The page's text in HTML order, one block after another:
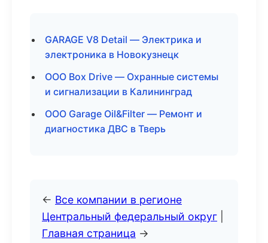
GARAGE V8 Detail — Электрика и
электроника в Новокузнецк
ООО Box Drive — Охранные системы
и сигнализации в Калининград
ООО Garage Oil&Filter — Ремонт и
диагностика ДВС в Тверь
← Все компании в регионе
Центральный федеральный округ
Главная страница →